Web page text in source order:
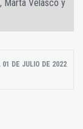
Marta Velasco y
01 DE JULIO DE 2022